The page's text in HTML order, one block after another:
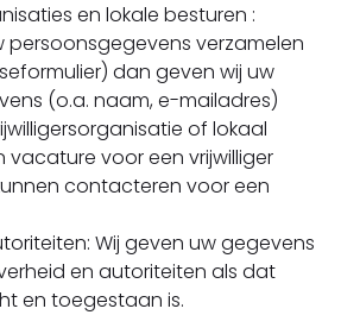
en lokale besturen :
persoonsgegevens verzamelen
dan geven wij uw
(o.a. naam, e-mailadres)
of lokaal
vacature voor een vrijwilliger
contacteren voor een
Wij geven uw gegevens
en autoriteiten als dat
en toegestaan is.